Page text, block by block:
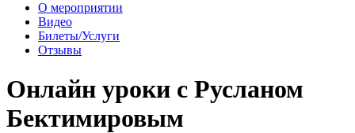
О мероприятии
Видео
Билеты/Услуги
Отзывы
Онлайн уроки с Русланом
Бектимировым